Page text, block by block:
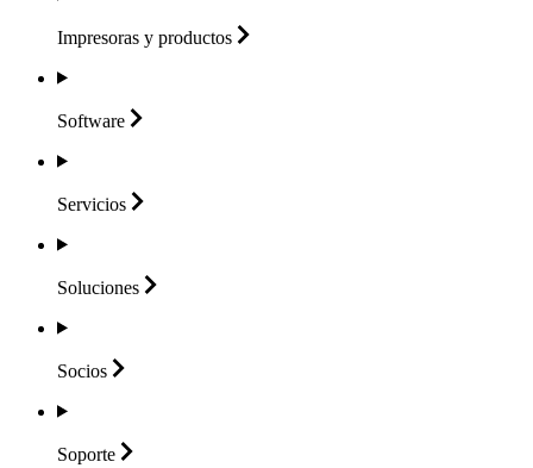
Impresoras y productos
Software
Servicios
Soluciones
Socios
Soporte